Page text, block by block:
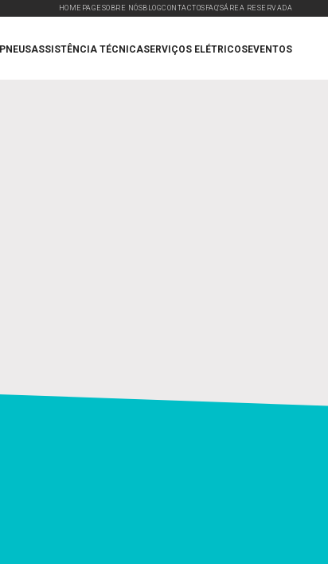
HOMEPAGE SOBRE NÓSBLOGCONTACTOS FAQ'SÁREA RESERVADA
PNEUSASSISTÊNCIA TÉCNICASERVIÇOS ELÉTRICOSEVENTOS